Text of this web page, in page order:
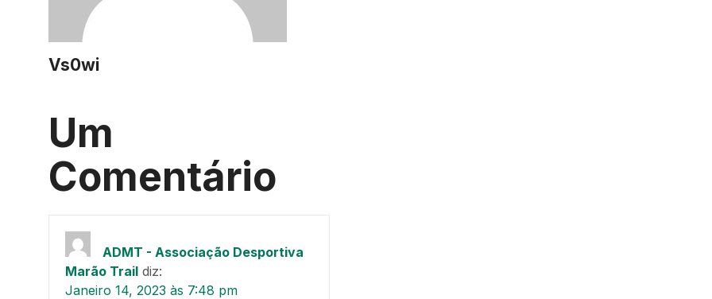
Vs0wi
Um
Comentário
ADMT - Associação Desportiva
Marão Trail diz:
Janeiro 14, 2023 às 7:48 pm